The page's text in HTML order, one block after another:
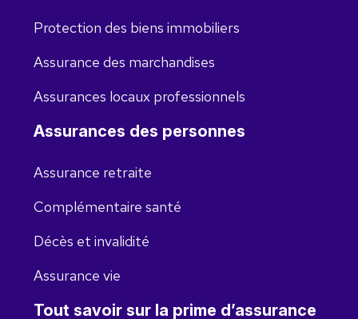
Protection des biens immobiliers
Assurance des marchandises
Assurances locaux professionnels
Assurances des personnes
Assurance retraite
Complémentaire santé
Décès et invalidité
Assurance vie
Tout savoir sur la prime d’assurance